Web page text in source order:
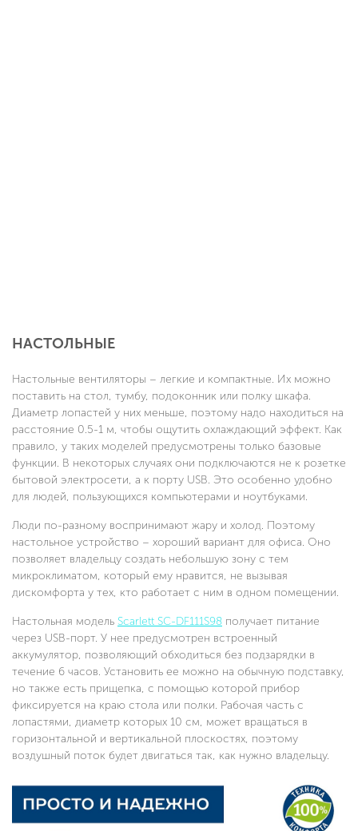
НАСТОЛЬНЫЕ
Настольные вентиляторы – легкие и компактные. Их можно
поставить на стол, тумбу, подоконник или полку шкафа.
Диаметр лопастей у них меньше, поэтому надо находиться на
расстояние 0.5-1 м, чтобы ощутить охлаждающий эффект. Как
правило, у таких моделей предусмотрены только базовые
функции. В некоторых случаях они подключаются не к розетке
бытовой электросети, а к порту USB. Это особенно удобно
для людей, пользующихся компьютерами и ноутбуками.
Люди по-разному воспринимают жару и холод. Поэтому
настольное устройство – хороший вариант для офиса. Оно
позволяет владельцу создать небольшую зону с тем
микроклиматом, который ему нравится, не вызывая
дискомфорта у тех, кто работает с ним в одном помещении.
Настольная модель Scarlett SC-DF111S98 получает питание
через USB-порт. У нее предусмотрен встроенный
аккумулятор, позволяющий обходиться без подзарядки в
течение 6 часов. Установить ее можно на обычную подставку,
но также есть прищепка, с помощью которой прибор
фиксируется на краю стола или полки. Рабочая часть с
лопастями, диаметр которых 10 см, может вращаться в
горизонтальной и вертикальной плоскостях, поэтому
воздушный поток будет двигаться так, как нужно владельцу.